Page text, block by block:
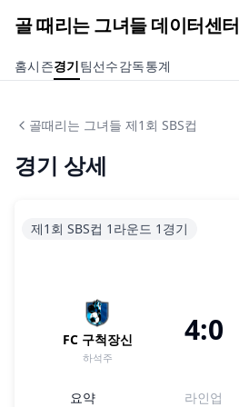
골 때리는 그녀들 데이터센터
홈시즌경기팀선수감독통계
골때리는 그녀들 제1회 SBS컵
경기 상세
제1회 SBS컵 1라운드 1경기
FC 구척장신
하석주
4:0
요약 라인업